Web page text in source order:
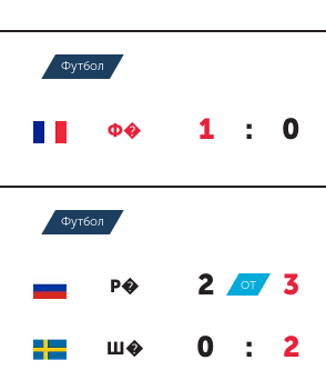
Футбол
Ф� 1 : 0
Футбол
Р� 2 : 3
ОТ
Ш� 0 : 2